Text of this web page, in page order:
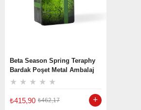
Beta Season Spring Teraphy
Bardak Poşet Metal Ambalaj
80 x 2 GR
★ ★ ★ ★ ★
₺415,90 ₺462,17